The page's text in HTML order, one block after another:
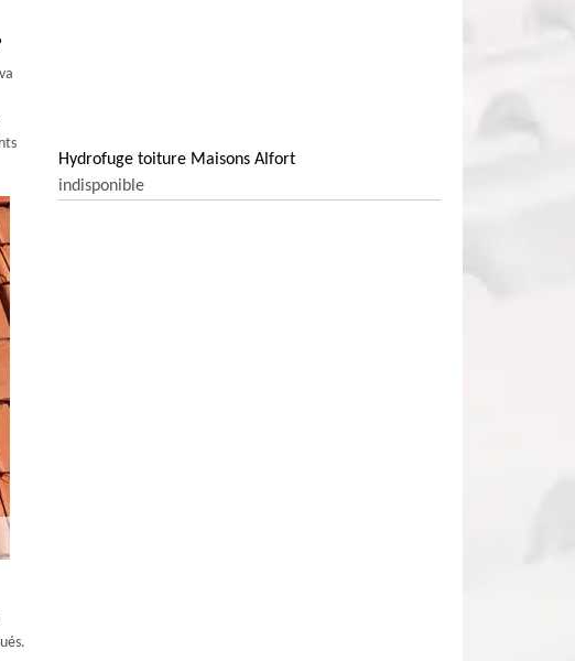
Hydrofuge toiture Maisons Alfort
indisponible